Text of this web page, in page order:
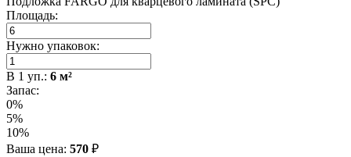
Площадь:
Нужно упаковок:
В 1 уп.: 6 м²
Запас:
0%
5%
10%
Ваша цена: 570 ₽